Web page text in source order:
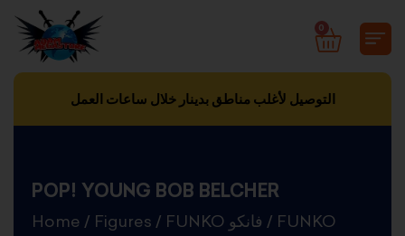
content
0
CART
التوصيل لأغلب مناطق بدينار خلال ساعات العمل
POP! YOUNG BOB BELCHER
Home / Figures / FUNKO فانكو / FUNKO